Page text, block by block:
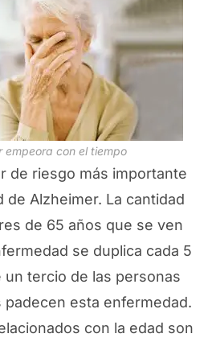
empeora con el tiempo
de riesgo más importante
de Alzheimer. La cantidad
de 65 años que se ven
se duplica cada 5
un tercio de las personas
padecen esta enfermedad.
con la edad son